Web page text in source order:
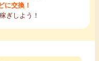
に交換！
ぎしよう！